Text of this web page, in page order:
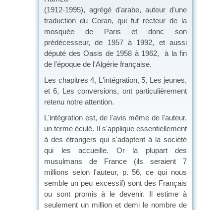
(1912-1995), agrégé d'arabe, auteur d'une
traduction du Coran, qui fut recteur de la
mosquée de Paris et donc son
prédécesseur, de 1957 à 1992, et aussi
député des Oasis de 1958 à 1962, à la fin
de l'époque de l'Algérie française.
Les chapitres 4, L'intégration, 5, Les jeunes,
et 6, Les conversions, ont particulièrement
retenu notre attention.
L'intégration est, de l'avis même de l'auteur,
un terme éculé. Il s'applique essentiellement
à des étrangers qui s'adaptent à la société
qui les accueille. Or la plupart des
musulmans de France (ils seraient 7
millions selon l'auteur, p. 56, ce qui nous
semble un peu excessif) sont des Français
ou sont promis à le devenir. Il estime à
seulement un million et demi le nombre de